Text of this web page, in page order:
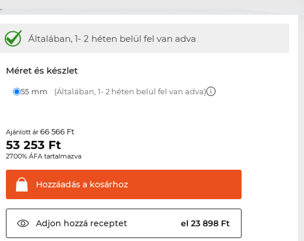
Általában, 1- 2 héten belül fel van adva
Méret és készlet
55 mm (Általában, 1- 2 héten belül fel van adva)
Ajánlott ár66 566 Ft
53 253 Ft
27.00% ÁFA tartalmazva
Hozzáadás a kosárhoz
Adjon hozzá receptet el 23 898 Ft